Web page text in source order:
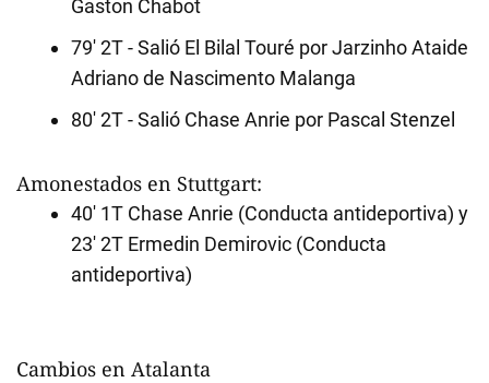
Gaston Chabot
79' 2T - Salió El Bilal Touré por Jarzinho Ataide
Adriano de Nascimento Malanga
80' 2T - Salió Chase Anrie por Pascal Stenzel
Amonestados en Stuttgart:
40' 1T Chase Anrie (Conducta antideportiva) y
23' 2T Ermedin Demirovic (Conducta
antideportiva)
Cambios en Atalanta